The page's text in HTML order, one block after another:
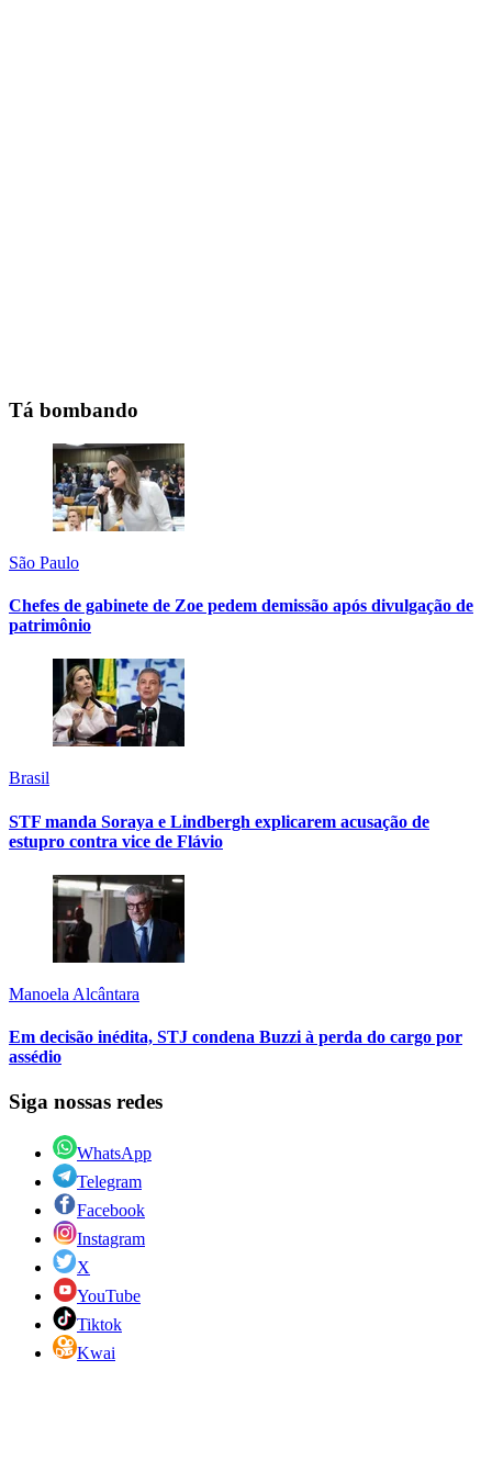
Tá bombando
São Paulo
Chefes de gabinete de Zoe pedem demissão após divulgação de
patrimônio
Brasil
STF manda Soraya e Lindbergh explicarem acusação de
estupro contra vice de Flávio
Manoela Alcântara
Em decisão inédita, STJ condena Buzzi à perda do cargo por
assédio
Siga nossas redes
WhatsApp
Telegram
Facebook
Instagram
X
YouTube
Tiktok
Kwai